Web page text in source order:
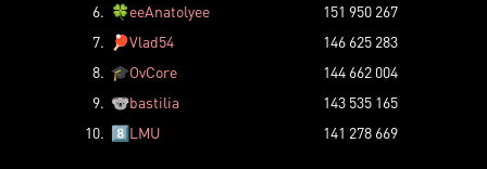
6. 🍀eeAnatolyee
151 950 267
7.
🏓Vlad54
146 625 283
8. 🎓OvCore
144 662 004
9. 🐨bastilia
143 535 165
10. 8️⃣LMU 141 278 669